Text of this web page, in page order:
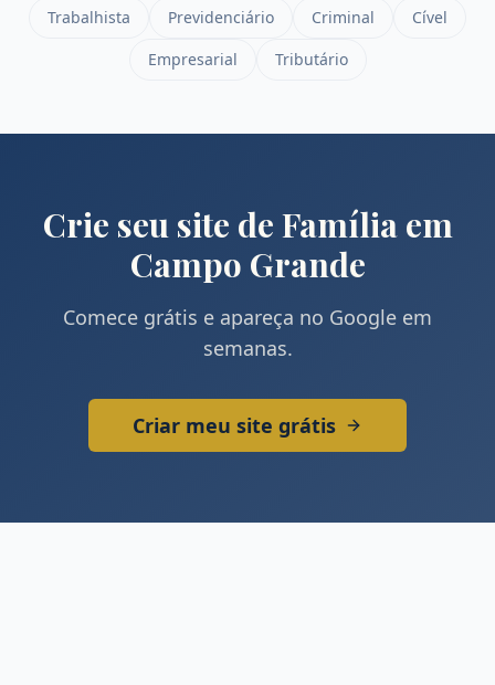
Trabalhista Previdenciário Criminal
Cível
Empresarial
Tributário
Crie seu site de Famíliaem
Campo Grande
Comece grátis e apareça no Google em
semanas.
Criar meu site grátis